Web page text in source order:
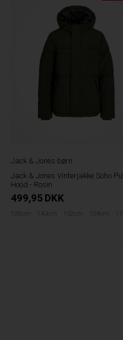
Jack & Jones børn
Jack & Jones Vinterjakke Soho
Hood - Rosin
499,95 DKK
128cm 140cm 152cm 164cm